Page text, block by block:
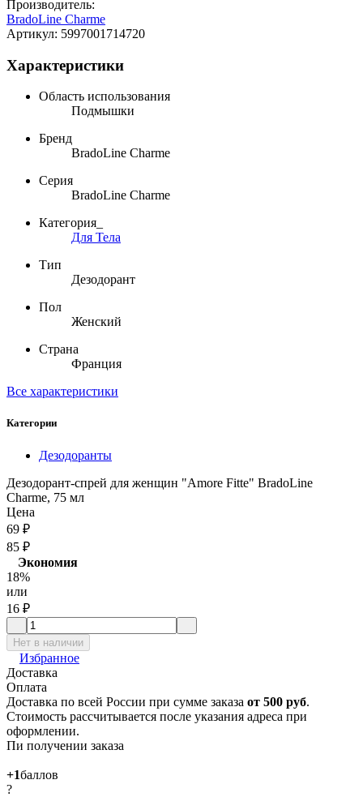
Производитель:
BradoLine Charme
Артикул: 5997001714720
Характеристики
Область использования
Подмышки
Бренд
BradoLine Charme
Серия
BradoLine Charme
Категория_
Для Тела
Тип
Дезодорант
Пол
Женский
Страна
Франция
Все характеристики
Категории
Дезодоранты
Дезодорант-спрей для женщин "Amore Fitte" BradoLine
Charme, 75 мл
Цена
69 ₽
85 ₽
Экономия
18%
или
16 ₽
Нет в наличии
Избранное
Доставка
Оплата
Доставка по всей России при сумме заказа от 500 руб.
Стоимость рассчитывается после указания адреса при
оформлении.
Пи получении заказа
+1баллов
?